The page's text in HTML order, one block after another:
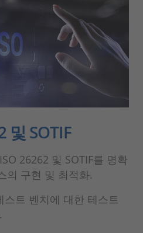
및 SOTIF
26262 및 SOTIF를 명확
의 구현 및 최적화.
스트 벤치에 대한 테스트